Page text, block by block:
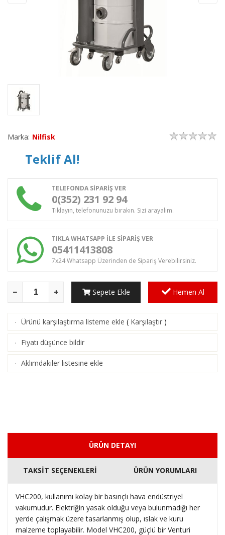
Marka: Nilfisk
Teklif Al!
TELEFONDA SİPARİŞ VER
0(352) 231 92 94
Tıklayın, telefonunuzu bırakın. Sizi arayalım.
TIKLA WHATSAPP İLE SİPARİŞ VER
05411413808
7x24 Whatsapp Üzerinden de Sipariş Verebilirsiniz.
Sepete Ekle Hemen Al
· Ürünü karşılaştırma listeme ekle ( Karşılaştır )
· Fiyatı düşünce bildir
· Aklımdakiler listesine ekle
ÜRÜN DETAYI
TAKSİT SEÇENEKLERİ ÜRÜN YORUMLARI
VHC200, kullanımı kolay bir basınçlı hava endüstriyel
vakumudur. Elektriğin yasak olduğu veya bulunmadığı her
yerde çalışmak üzere tasarlanmış olup, ıslak ve kuru
malzeme toplayabilir. Model VHC200, güçlü bir Venturi